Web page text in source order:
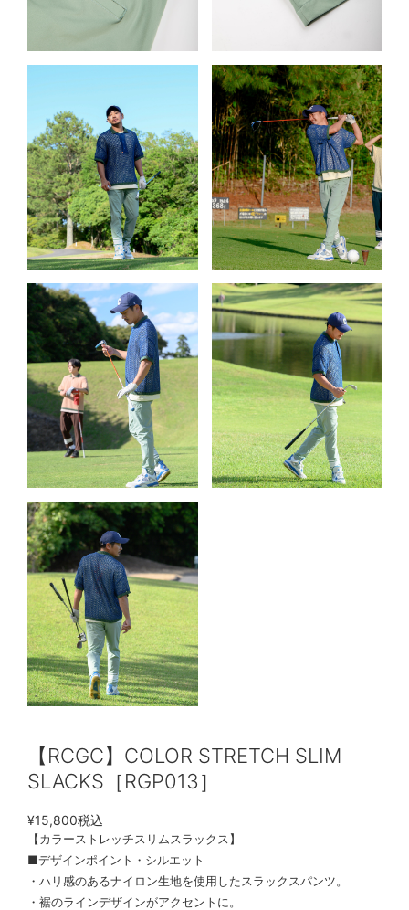
【RCGC】COLOR STRETCH SLIM
SLACKS［RGP013］
¥15,800税込
【カラーストレッチスリムスラックス】
■デザインポイント・シルエット
・ハリ感のあるナイロン生地を使用したスラックスパンツ。
・裾のラインデザインがアクセントに。